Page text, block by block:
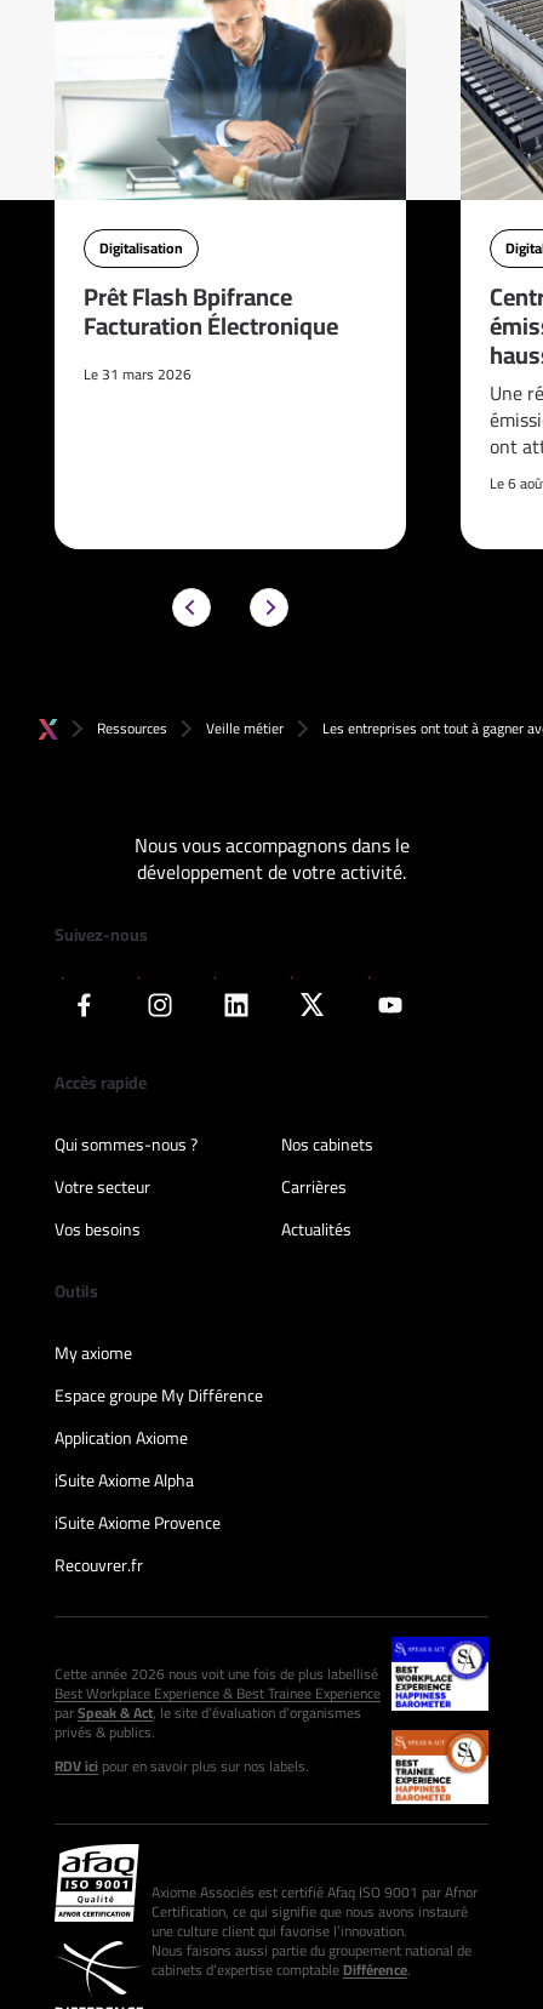
Digitalisation
Prêt Flash Bpifrance
Facturation Électronique
Le 31 mars 2026
Une
ont
Le 6
Ressources Veille métier Les entreprises ont tout à gagner
Nous vous accompagnons dans le
développement de votre activité.
Suivez-nous
Accès rapide
Qui sommes-nous ?
Nos cabinets
Votre secteur
Carrières
Vos besoins
Actualités
Outils
My axiome
Espace groupe My Différence
Application Axiome
iSuite Axiome Alpha
iSuite Axiome Provence
Recouvrer.fr
Cette année 2026 nous voit une fois de plus labellisé
Best Workplace Experience & Best Trainee Experience
parSpeak & Act, le site d’évaluation d’organismes
privés & publics.
RDV icipour en savoir plus sur nos labels.
Axiome Associés est certifié Afaq ISO 9001 par Afnor
Certification, ce qui signifie que nous avons instauré
une culture client qui favorise l’innovation.
Nous faisons aussi partie du groupement national de
cabinets d’expertise comptableDifférence.